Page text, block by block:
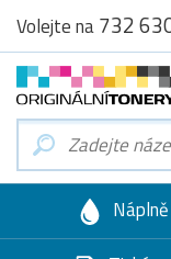
Volejte na732
Náplně